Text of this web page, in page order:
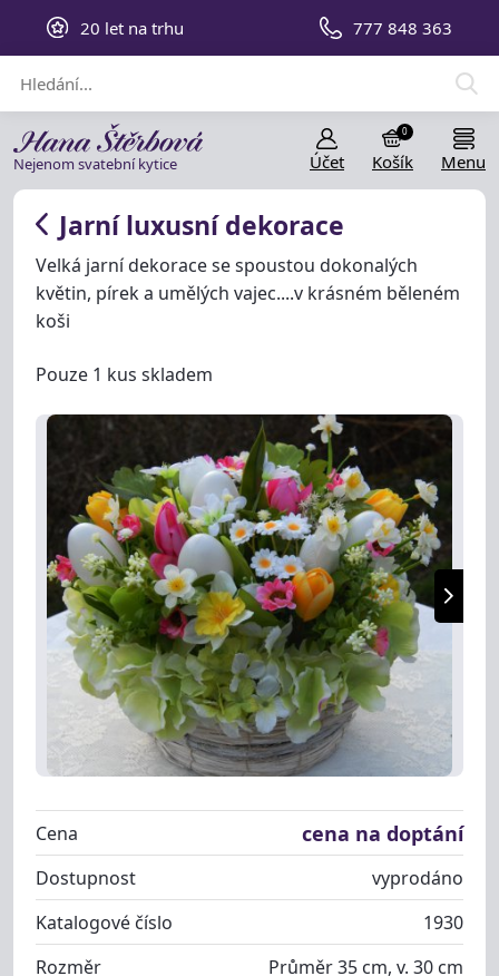
20 let na trhu 777 848 363
Nejenom svatební kytice Účet Košík
0
Menu
Jarní luxusní dekorace
Velká jarní dekorace se spoustou dokonalých
květin, pírek a umělých vajec....v krásném běleném
koši
Pouze 1 kus skladem
Cena cena na doptání
Dostupnost
vyprodáno
Katalogové číslo
1930
Rozměr
Průměr 35 cm, v. 30 cm